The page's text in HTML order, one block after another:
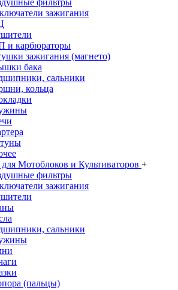
фильтры
зажигания
и карбюраторы
зажигания (магнето)
бака
сальники
кольца
для Мотоблоков и Культиваторов +
фильтры
зажигания
сальники
(пальцы)